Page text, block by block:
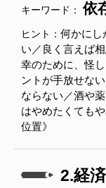
キーワード： 依
ヒント： 何かにし
い／良く言えば
幸のために、怪
ントが手放せな
ならない／酒や
はやめたくても
位置》
2.経済